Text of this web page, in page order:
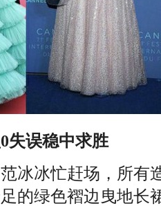
误稳中求胜
冰忙赶场，所有
的绿色褶边曳地长